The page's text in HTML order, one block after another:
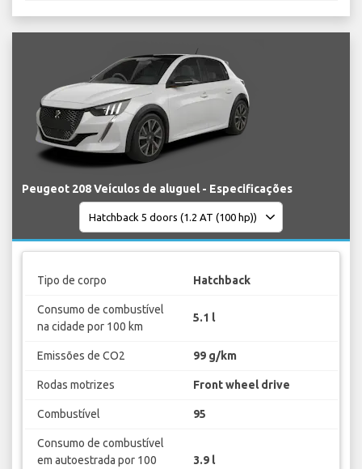
Peugeot 208 Veículos de aluguel - Especificações
Tipo de corpo Hatchback
Consumo de combustível
na cidade por 100 km
5.1 l
Emissões de CO2 99 g/km
Rodas motrizes Front wheel drive
Combustível 95
Consumo de combustível
em autoestrada por 100
3.9 l